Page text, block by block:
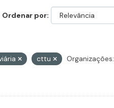
Ordenar por
cttu
Organizações: